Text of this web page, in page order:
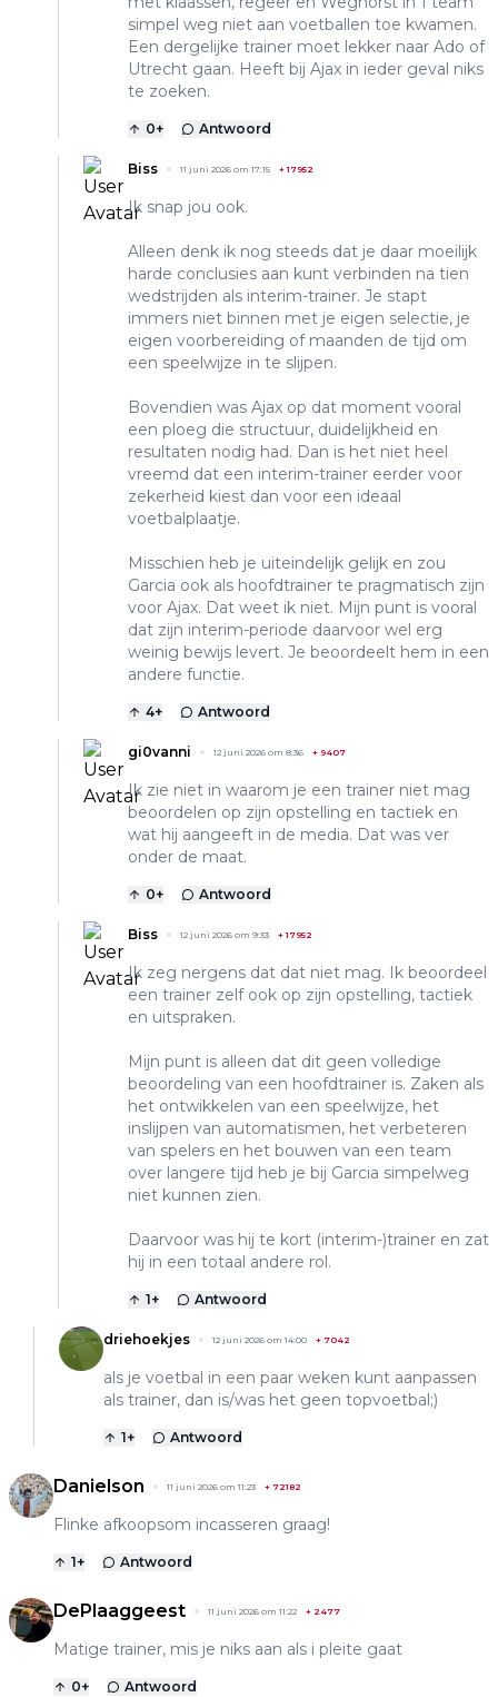
simpel weg niet aan voetballen toe kwamen.
Een dergelijke trainer moet lekker naar Ado of
Utrecht gaan. Heeft bij Ajax in ieder geval niks
te zoeken.
0+ Antwoord
Biss 11 juni 2026 om 17:15 +17952
Ik snap jou ook.
Alleen denk ik nog steeds dat je daar moeilijk
harde conclusies aan kunt verbinden na tien
wedstrijden als interim-trainer. Je stapt
immers niet binnen met je eigen selectie, je
eigen voorbereiding of maanden de tijd om
een speelwijze in te slijpen.
Bovendien was Ajax op dat moment vooral
een ploeg die structuur, duidelijkheid en
resultaten nodig had. Dan is het niet heel
vreemd dat een interim-trainer eerder voor
zekerheid kiest dan voor een ideaal
voetbalplaatje.
Misschien heb je uiteindelijk gelijk en zou
Garcia ook als hoofdtrainer te pragmatisch zijn
voor Ajax. Dat weet ik niet. Mijn punt is vooral
dat zijn interim-periode daarvoor wel erg
weinig bewijs levert. Je beoordeelt hem in een
andere functie.
4+ Antwoord
gi0vanni 12 juni 2026 om 8:36 + 9407
Ik zie niet in waarom je een trainer niet mag
beoordelen op zijn opstelling en tactiek en
wat hij aangeeft in de media. Dat was ver
onder de maat.
0+ Antwoord
Biss 12 juni 2026 om 9:33 +17952
Ik zeg nergens dat dat niet mag. Ik beoordeel
een trainer zelf ook op zijn opstelling, tactiek
en uitspraken.
Mijn punt is alleen dat dit geen volledige
beoordeling van een hoofdtrainer is. Zaken als
het ontwikkelen van een speelwijze, het
inslijpen van automatismen, het verbeteren
van spelers en het bouwen van een team
over langere tijd heb je bij Garcia simpelweg
niet kunnen zien.
Daarvoor was hij te kort (interim-)trainer en zat
hij in een totaal andere rol.
1+ Antwoord
driehoekjes 12 juni 2026 om 14:00 + 7042
als je voetbal in een paar weken kunt aanpassen
als trainer, dan is/was het geen topvoetbal;)
1+ Antwoord
Danielson 11 juni 2026 om 11:23 + 72182
Flinke afkoopsom incasseren graag!
1+ Antwoord
DePlaaggeest 11 juni 2026 om 11:22 + 2477
Matige trainer, mis je niks aan als i pleite gaat
0+ Antwoord